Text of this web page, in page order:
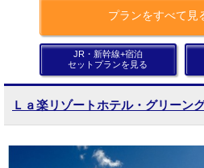
プランをすべて見
JR・新幹線+宿泊
セットプランを見る
Ｌａ楽リゾートホテル・グリーン